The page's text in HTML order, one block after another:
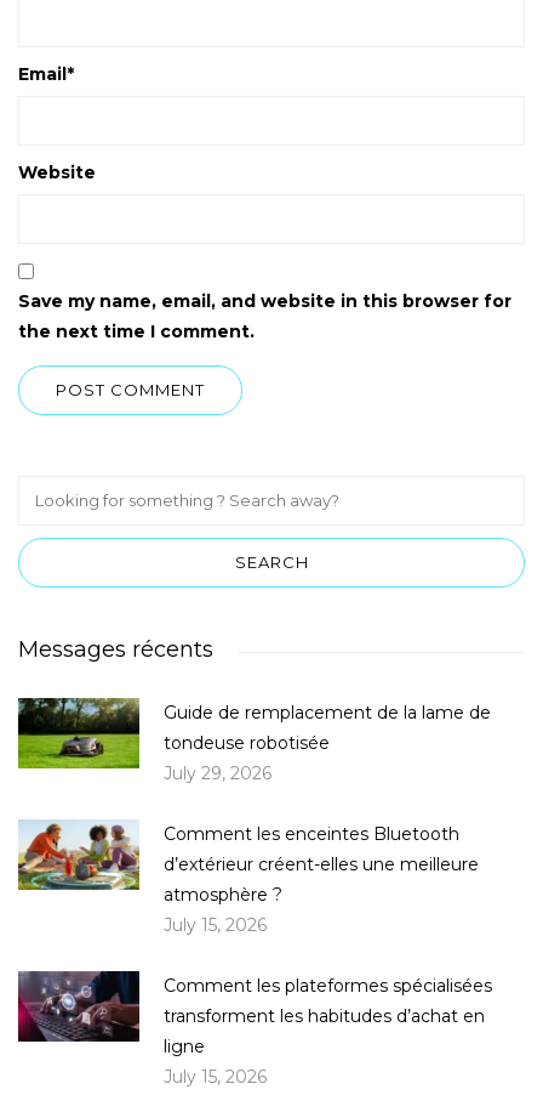
Email*
Website
Save my name, email, and website in this browser for
the next time I comment.
Messages récents
Guide de remplacement de la lame de
tondeuse robotisée
July 29, 2026
Comment les enceintes Bluetooth
d’extérieur créent-elles une meilleure
atmosphère ?
July 15, 2026
Comment les plateformes spécialisées
transforment les habitudes d’achat en
ligne
July 15, 2026